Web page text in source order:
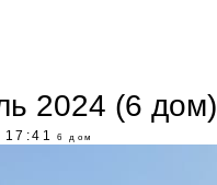
2024 (6 дом)
6 дом